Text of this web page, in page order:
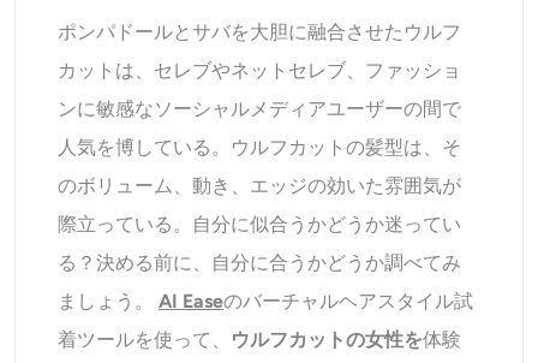
AIエクステンダー
AIリプレイサー
AIリカラー
AIスタイル画像ジェネレーター
ポンパドールとサバを大胆に融合させたウルフ
カットは、セレブやネットセレブ、ファッショ
ンに敏感なソーシャルメディアユーザーの間で
人気を博している。ウルフカットの髪型は、そ
のボリューム、動き、エッジの効いた雰囲気が
際立っている。自分に似合うかどうか迷ってい
る？決める前に、自分に合うかどうか調べてみ
ましょう。AI Easeのバーチャルヘアスタイル試
着ツールを使って、 ウルフカットの女性を体験